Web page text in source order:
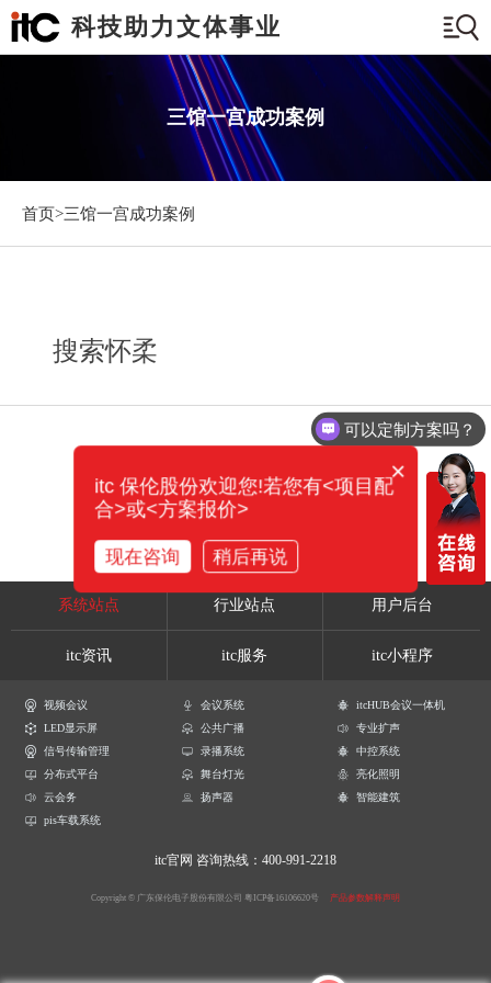
科技助力文体事业
三馆一宫成功案例
首页>三馆一宫成功案例
搜索怀柔
系统站点 行业站点 用户后台
itc资讯 itc服务 itc小程序
视频会议 会议系统
itcHUB会议一体机
LED显示屏
公共广播
专业扩声
信号传输管理
录播系统
中控系统
分布式平台
舞台灯光
亮化照明
云会务
扬声器
智能建筑
pis车载系统
itc官网 咨询热线：400-991-2218
Copyright © 广东保伦电子股份有限公司 粤ICP备16106620号 产品参数解释声明
可以定制方案吗？
×
itc 保伦股份欢迎您!若您有<项目配
合>或<方案报价>
现在咨询 稍后再说